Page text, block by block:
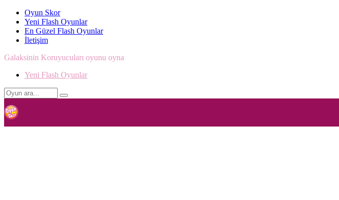
Oyun Skor
Yeni Flash Oyunlar
En Güzel Flash Oyunlar
İletişim
Galaksinin Koruyucuları oyunu oyna
Yeni Flash Oyunlar